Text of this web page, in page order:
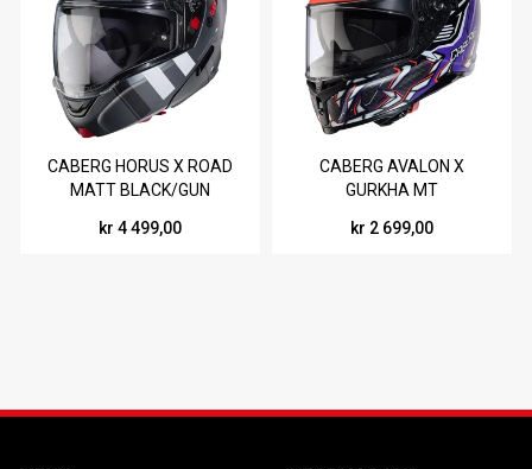
CABERG HORUS X ROAD
MATT BLACK/GUN
kr 4 499,00
CABERG AVALON X
GURKHA MT
kr 2 699,00